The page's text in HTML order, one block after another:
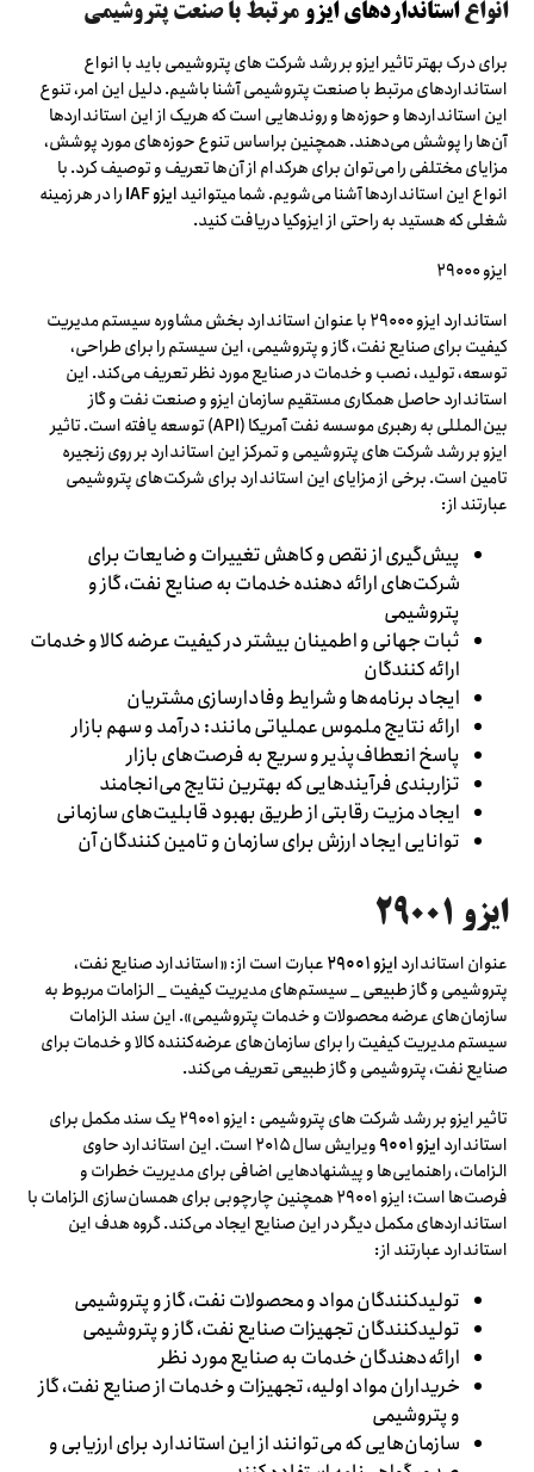
انواع استانداردهای ایزو مرتبط با صنعت پتروشیمی
برای درک بهتر تاثیر ایزو بر رشد شرکت های پتروشیمی باید با انواع
استانداردهای مرتبط با صنعت پتروشیمی آشنا باشیم. دلیل این امر، تنوع
این استانداردها و حوزه‌ها و روندهایی است که هریک از این استانداردها
آن‌ها را پوشش می‌دهند. همچنین براساس تنوع حوزه‌های مورد پوشش،
مزایای مختلفی را می‌توان برای هرکدام از آن‌ها تعریف و توصیف کرد. با
انواع این استانداردها آشنا می‌شویم. شما میتوانیدایزو IAF
را در هر زمینه
شغلی که هستید به راحتی از ایزوکیا دریافت کنید.
ایزو ۲۹۰۰۰
استاندارد ایزو ۲۹۰۰۰ با عنوان استاندارد بخش مشاوره سیستم مدیریت
کیفیت برای صنایع نفت، گاز و پتروشیمی، این سیستم را برای طراحی،
توسعه، تولید، نصب و خدمات در صنایع مورد نظر تعریف می‌کند. این
استاندارد حاصل همکاری مستقیم سازمان ایزو و صنعت نفت و گاز
بین‌المللی به رهبری موسسه نفت آمریکا (API) توسعه یافته است. تاثیر
ایزو بر رشد شرکت های پتروشیمی و تمرکز این استاندارد بر روی زنجیره
تامین است. برخی از مزایای این استاندارد برای شرکت‌های پتروشیمی
عبارتند از:
پیش‌گیری از نقص و کاهش تغییرات و ضایعات برای
شرکت‌های ارائه دهنده خدمات به صنایع نفت، گاز و
پتروشیمی
ثبات جهانی و اطمینان بیشتر در کیفیت عرضه کالا و خدمات
ارائه کنندگان
ایجاد برنامه‌ها و شرایط وفادارسازی مشتریان
ارائه نتایج ملموس عملیاتی مانند: درآمد و سهم بازار
پاسخ انعطاف‌پذیر و سریع به فرصت‌های بازار
تزاربندی فرآیندهایی که بهترین نتایج می‌انجامند
ایجاد مزیت رقابتی از طریق بهبود قابلیت‌های سازمانی
توانایی ایجاد ارزش برای سازمان و تامین کنندگان آن
ایزو ۲۹۰۰۱
عنوان استانداردایزو ۲۹۰۰۱
عبارت است از: «استاندارد صنایع نفت،
پتروشیمی و گاز طبیعی _ سیستم‌های مدیریت کیفیت _ الزامات مربوط به
سازمان‌های عرضه محصولات و خدمات پتروشیمی». این سند الزامات
سیستم مدیریت کیفیت را برای سازمان‌های عرضه‌کننده کالا و خدمات برای
صنایع نفت، پتروشیمی و گاز طبیعی تعریف می‌کند.
تاثیر ایزو بر رشد شرکت های پتروشیمی : ایزو ۲۹۰۰۱ یک سند مکمل برای
استانداردایزو ۹۰۰۱
ویرایش سال ۲۰۱۵ است. این استاندارد حاوی
الزامات، راهنمایی‌ها و پیشنهادهایی اضافی برای مدیریت خطرات و
فرصت‌ها است؛ ایزو ۲۹۰۰۱ همچنین چارچوبی برای همسان‌سازی الزامات با
استانداردهای مکمل دیگر در این صنایع ایجاد می‌کند. گروه هدف این
استاندارد عبارتند از:
تولیدکنندگان مواد و محصولات نفت، گاز و پتروشیمی
تولیدکنندگان تجهیزات صنایع نفت، گاز و پتروشیمی
ارائه‌دهندگان خدمات به صنایع مورد نظر
خریداران مواد اولیه، تجهیزات و خدمات از صنایع نفت، گاز
و پتروشیمی
سازمان‌هایی که می‌توانند از این استاندارد برای ارزیابی و